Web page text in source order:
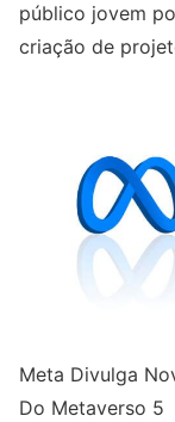
público jovem
criação de
Meta Divulga
Do Metaverso 5